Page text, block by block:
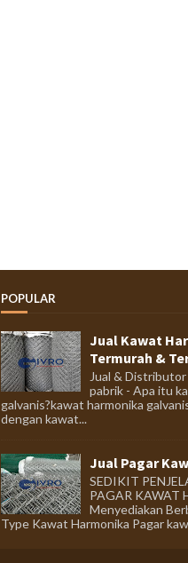
POPULAR
Jual Kawat
Termurah &
Jual &
pabrik - Apa itu
galvanis?kawat harmonika
dengan kawat...
Jual Pagar
SEDIKIT
PAGAR KAWAT
Menyediakan
Type Kawat Harmonika Pagar